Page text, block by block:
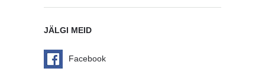
JÄLGI MEID
Facebook